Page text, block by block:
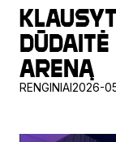
areną
RENGINIAI2026-